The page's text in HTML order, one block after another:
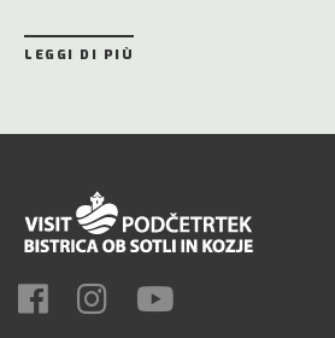
LEGGI DI PIÙ